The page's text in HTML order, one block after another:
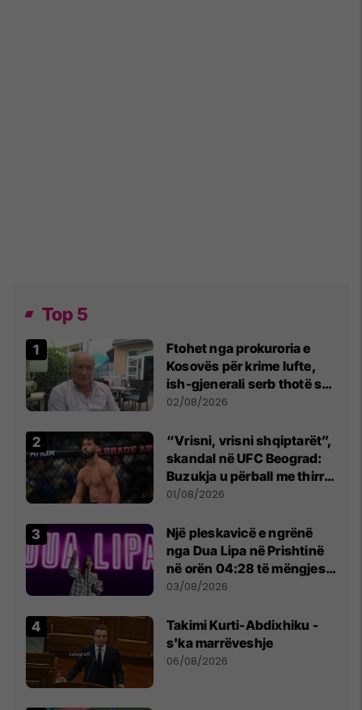
Top 5
Ftohet nga prokuroria e
Kosovës për krime lufte,
ish-gjenerali serb thotë se
dikush e tradhtoi në
02/08/2026
“Vrisni, vrisni shqiptarët”,
skandal në UFC Beograd:
Buzukja u përball me thirrje
anti-shqiptare nga
01/08/2026
Një pleskavicë e ngrënë
nga Dua Lipa në Prishtinë
në orën 04:28 të mëngjesit
- dhe bota digjitale serbe
03/08/2026
Takimi Kurti-Abdixhiku -
s'ka marrëveshje
06/08/2026